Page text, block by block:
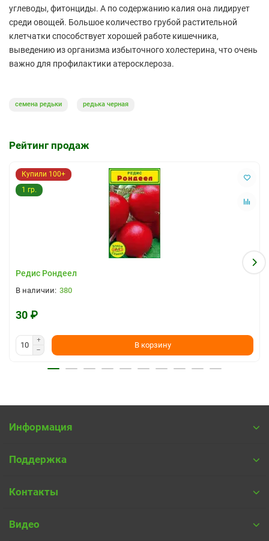
углеводы, фитонциды. А по содержанию калия она лидирует
среди овощей. Большое количество грубой растительной
клетчатки способствует хорошей работе кишечника,
выведению из организма избыточного холестерина, что очень
важно для профилактики атеросклероза.
семена редьки редька черная
Рейтинг продаж
Купили 100+
1 гр.
Редис Рондеел
380
30 ₽
В корзину
Информация
Поддержка
Контакты
Видео